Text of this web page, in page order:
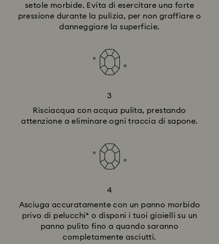
setole morbide. Evita di esercitare una forte
pressione durante la pulizia, per non graffiare o
danneggiare la superficie.
3
Risciacqua con acqua pulita, prestando
attenzione a eliminare ogni traccia di sapone.
4
Asciuga accuratamente con un panno morbido
privo di pelucchi* o disponi i tuoi gioielli su un
panno pulito fino a quando saranno
completamente asciutti.